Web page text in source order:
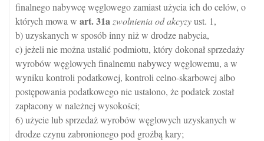
finalnego nabywcę węglowego zamiast użycia ich do celów, o
których mowa w art.31a zwolnienia od akcyzyust. 1,
b) uzyskanych w sposób inny niż w drodze nabycia,
c) jeżeli nie można ustalić podmiotu, który dokonał sprzedaży
wyrobów węglowych finalnemu nabywcy węglowemu, a w
wyniku kontroli podatkowej, kontroli celno-skarbowej albo
postępowania podatkowego nie ustalono, że podatek został
zapłacony w należnej wysokości;
6) użycie lub sprzedaż wyrobów węglowych uzyskanych w
drodze czynu zabronionego pod groźbą kary;